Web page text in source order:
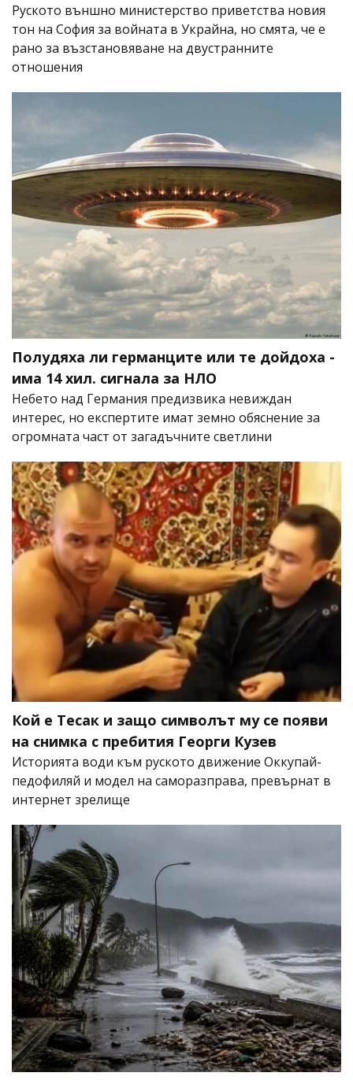
Руското външно министерство приветства новия
тон на София за войната в Украйна, но смята, че е
рано за възстановяване на двустранните
отношения
Полудяха ли германците или те дойдоха -
има 14 хил. сигнала за НЛО
Небето над Германия предизвика невиждан
интерес, но експертите имат земно обяснение за
огромната част от загадъчните светлини
Кой е Тесак и защо символът му се появи
на снимка с пребития Георги Кузев
Историята води към руското движение Оккупай-
педофиляй и модел на саморазправа, превърнат в
интернет зрелище